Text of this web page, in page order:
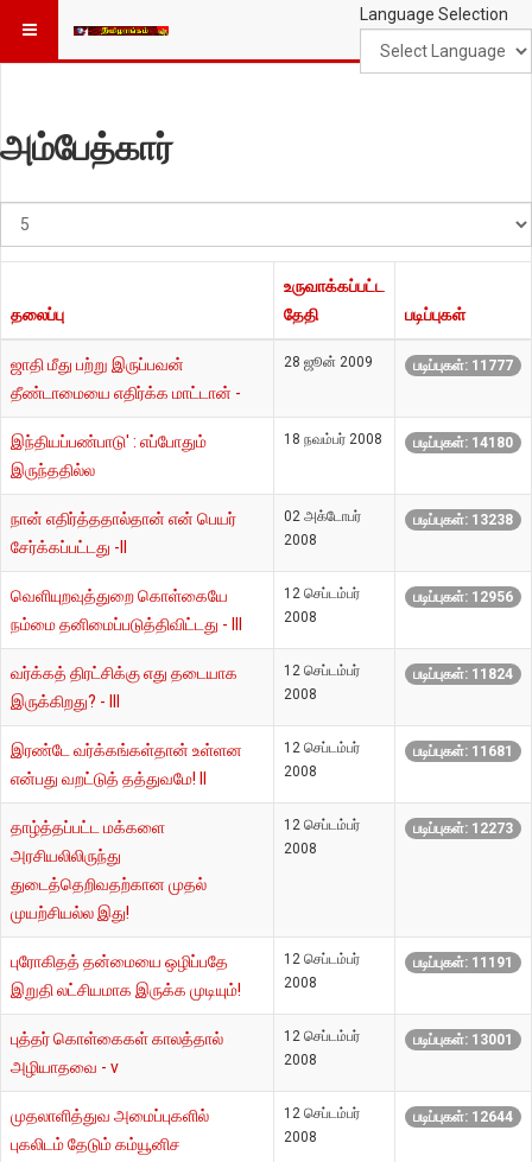
Language Selection
அம்பேத்கார்
காட்டுக
தலைப்பு
உருவாக்கப்பட்ட
தேதி
படிப்புகள்
ஜாதி மீது பற்று இருப்பவன்
தீண்டாமையை எதிர்க்க மாட்டான் -
28 ஜூன் 2009 படிப்புகள்: 11777
இந்தியப்பண்பாடு' : எப்போதும்
இருந்ததில்ல
18 நவம்பர் 2008 படிப்புகள்: 14180
நான் எதிர்த்ததால்தான் என் பெயர்
சேர்க்கப்பட்டது -II
02 அக்டோபர்
2008
படிப்புகள்: 13238
வெளியுறவுத்துறை கொள்கையே
நம்மை தனிமைப்படுத்திவிட்டது - III
12 செப்டம்பர்
2008
படிப்புகள்: 12956
வர்க்கத் திரட்சிக்கு எது தடையாக
இருக்கிறது? - III
12 செப்டம்பர்
2008
படிப்புகள்: 11824
இரண்டே வர்க்கங்கள்தான் உள்ளன
என்பது வறட்டுத் தத்துவமே! II
12 செப்டம்பர்
2008
படிப்புகள்: 11681
தாழ்த்தப்பட்ட மக்களை
அரசியலிலிருந்து
துடைத்தெறிவதற்கான முதல்
முயற்சியல்ல இது!
12 செப்டம்பர்
2008
படிப்புகள்: 12273
புரோகிதத் தன்மையை ஒழிப்பதே
இறுதி லட்சியமாக இருக்க முடியும்!
12 செப்டம்பர்
2008
படிப்புகள்: 11191
புத்தர் கொள்கைகள் காலத்தால்
அழியாதவை - v
12 செப்டம்பர்
2008
படிப்புகள்: 13001
முதலாளித்துவ அமைப்புகளில்
புகலிடம் தேடும் கம்யூனிச
12 செப்டம்பர்
2008
படிப்புகள்: 12644